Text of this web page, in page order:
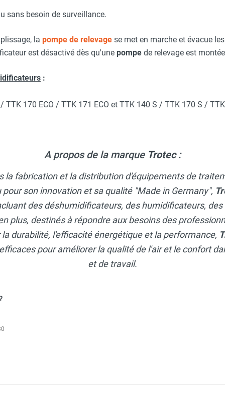
gaz chaud TTK 380 ECO - TROTEC
aux gaz chauds TTK 120 E - TROTEC
mobile de chantier électrique monophasé TTK 170 S -
aux gaz chauds TTK 122 E - TROTEC
sans besoin de surveillance.
la pompe de relevage se met en marche et évacue
est désactivé dès qu'une pompe de relevage est
:
TTK 170 ECO / TTK 171 ECO et TTK 140 S / TTK 170 S /
A propos de la marque Trotec:
la fabrication et la distribution d'équipements de
pour son innovation et sa qualité "Made in Germany",
des déshumidificateurs, des humidificateurs,
plus, destinés à répondre aux besoins des
durabilité, l'efficacité énergétique et la performance,
pour améliorer la qualité de l'air et le confort
et de travail.